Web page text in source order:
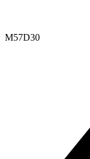
M57D30